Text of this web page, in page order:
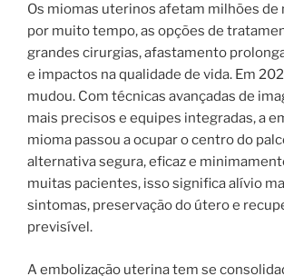
Os miomas uterinos afetam milhões de
por muito tempo, as opções de
grandes cirurgias, afastamento
e impactos na qualidade de vida. Em
mudou. Com técnicas avançadas de
mais precisos e equipes integradas, a
mioma passou a ocupar o centro do
alternativa segura, eficaz e
muitas pacientes, isso significa alívio
sintomas, preservação do útero e
previsível.
A embolização uterina tem se